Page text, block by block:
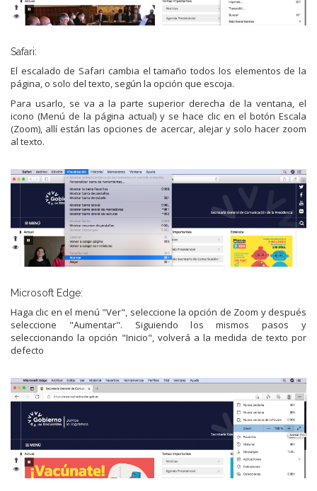
Safari:
El escalado de Safari cambia el tamaño todos los elementos de la
página, o solo del texto, según la opción que escoja.
Para usarlo, se va a la parte superior derecha de la ventana, el
icono (Menú de la página actual) y se hace clic en el botón Escala
(Zoom), allí están las opciones de acercar, alejar y solo hacer zoom
al texto.
Microsoft Edge:
Haga clic en el menú "Ver", seleccione la opción de Zoom y después
seleccione "Aumentar". Siguiendo los mismos pasos y
seleccionando la opción "Inicio", volverá a la medida de texto por
defecto